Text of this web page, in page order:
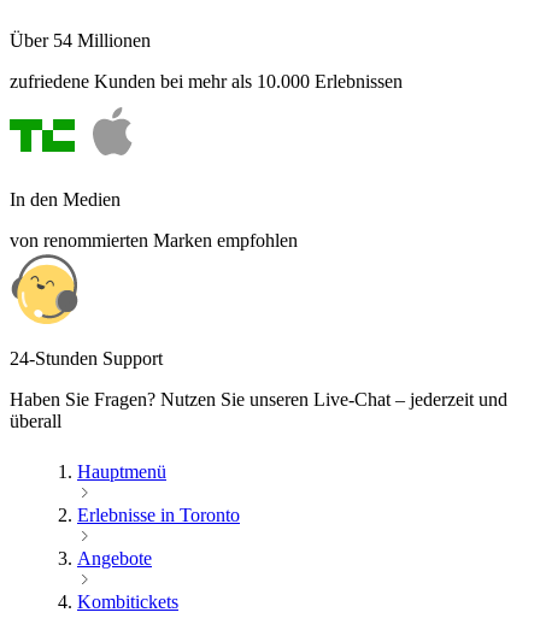
Über 54 Millionen
zufriedene Kunden bei mehr als 10.000 Erlebnissen
In den Medien
von renommierten Marken empfohlen
24-Stunden Support
Haben Sie Fragen? Nutzen Sie unseren Live-Chat – jederzeit und
überall
Hauptmenü
Erlebnisse in Toronto
Angebote
Kombitickets